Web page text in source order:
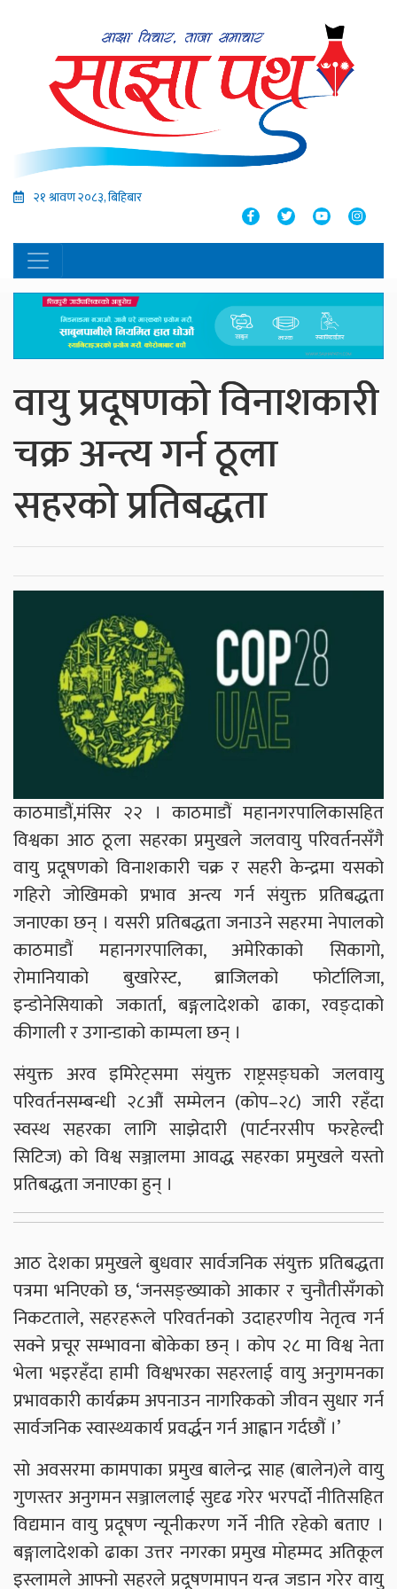
२१ श्रावण २०८३, बिहिबार
वायु प्रदूषणको विनाशकारी
चक्र अन्त्य गर्न ठूला
सहरको प्रतिबद्धता
काठमाडौं,मंसिर २२ । काठमाडौं महानगरपालिकासहित
विश्वका आठ ठूला सहरका प्रमुखले जलवायु परिवर्तनसँगै
वायु प्रदूषणको विनाशकारी चक्र र सहरी केन्द्रमा यसको
गहिरो जोखिमको प्रभाव अन्त्य गर्न संयुक्त प्रतिबद्धता
जनाएका छन् । यसरी प्रतिबद्धता जनाउने सहरमा नेपालको
काठमाडौं महानगरपालिका, अमेरिकाको सिकागो,
रोमानियाको बुखारेस्ट, ब्राजिलको फोर्टालिजा,
इन्डोनेसियाको जकार्ता, बङ्गलादेशको ढाका, रवङ्दाको
कीगाली र उगान्डाको काम्पला छन् ।
संयुक्त अरव इमिरेट्समा संयुक्त राष्ट्रसङ्घको जलवायु
परिवर्तनसम्बन्धी २८औं सम्मेलन (कोप–२८) जारी रहँदा
स्वस्थ सहरका लागि साझेदारी (पार्टनरसीप फरहेल्दी
सिटिज) को विश्व सञ्जालमा आवद्ध सहरका प्रमुखले यस्तो
प्रतिबद्धता जनाएका हुन् ।
आठ देशका प्रमुखले बुधवार सार्वजनिक संयुक्त प्रतिबद्धता
पत्रमा भनिएको छ, ‘जनसङ्ख्याको आकार र चुनौतीसँगको
निकटताले, सहरहरूले परिवर्तनको उदाहरणीय नेतृत्व गर्न
सक्ने प्रचूर सम्भावना बोकेका छन् । कोप २८ मा विश्व नेता
भेला भइरहँदा हामी विश्वभरका सहरलाई वायु अनुगमनका
प्रभावकारी कार्यक्रम अपनाउन नागरिकको जीवन सुधार गर्न
सार्वजनिक स्वास्थ्यकार्य प्रवर्द्धन गर्न आह्वान गर्दछौं ।’
सो अवसरमा कामपाका प्रमुख बालेन्द्र साह (बालेन)ले वायु
गुणस्तर अनुगमन सञ्जाललाई सुदृढ गरेर भरपर्दो नीतिसहित
विद्यमान वायु प्रदूषण न्यूनीकरण गर्ने नीति रहेको बताए ।
बङ्गालादेशको ढाका उत्तर नगरका प्रमुख मोहम्मद अतिकूल
इस्लामले आफ्नो सहरले प्रदूषणमापन यन्त्र जडान गरेर वायु